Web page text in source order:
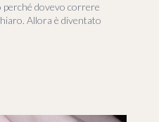
dovevo correre
Allora è diventato